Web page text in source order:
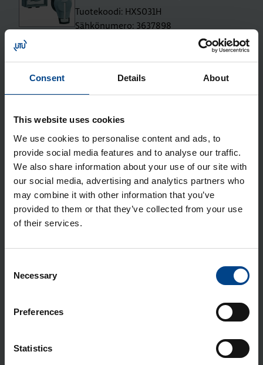
Consent Details About
This website uses cookies
We use cookies to personalise content and ads, to
provide social media features and to analyse our traffic.
We also share information about your use of our site with
our social media, advertising and analytics partners who
may combine it with other information that you’ve
provided to them or that they’ve collected from your use
of their services.
Selection
Necessary
Preferences
Statistics
Tuotekoodi: HXS031H
Sähkönumero: 3637898
Vään­nin suo­ra-asen­nus kat­kai­si­jal­le
Tuotekoodi: HXS030H
ko­pa­loil­le P160 4N
Tuotekoodi: HYS022H
Sähkönumero: 3637962
Lii­tin­suo­ja­kan­si le­vi­te­tyil­le lii­tän­tä­
jat­ko­pa­loil­le P160 4N
Tuotekoodi: HYS024H
Sähkönumero: 3637964
Lii­tän­tä­suo­ja­kan­si ta­ka­lii­tyn­nöil­le ja
Lii­tin­suo­ja­kan­si ala­puo­li­nen le­vi­te­